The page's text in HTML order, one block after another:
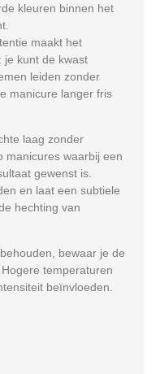
kleuren binnen het
maakt het
je kunt de kwast
leiden zonder
manicure langer fris
laag zonder
manicures waarbij een
gewenst is.
en laat een subtiele
hechting van
bewaar je de
Hogere temperaturen
beïnvloeden.